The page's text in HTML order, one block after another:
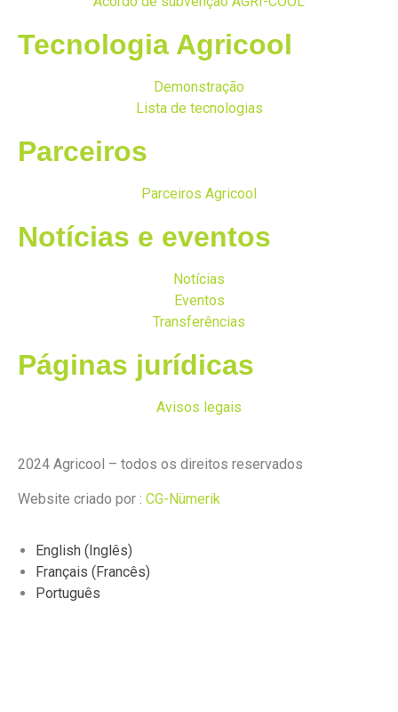
Tecnologia Agricool
Demonstração
Lista de tecnologias
Parceiros
Parceiros Agricool
Notícias e eventos
Notícias
Eventos
Transferências
Páginas jurídicas
Avisos legais
2024 Agricool – todos os direitos reservados
Website criado por : CG-Nümerik
English (Inglês)
Français (Francês)
Português